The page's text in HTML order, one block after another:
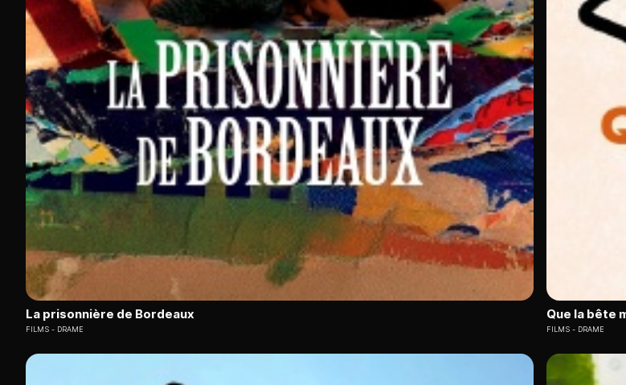
La prisonnière de Bordeaux
FILMS DRAME
Que la bête
FILMS DRAME